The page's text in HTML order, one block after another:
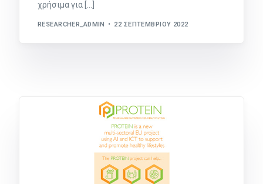
χρήσιμα για […]
RESEARCHER_ADMIN 22 ΣΕΠΤΕΜΒΡΊΟΥ 2022